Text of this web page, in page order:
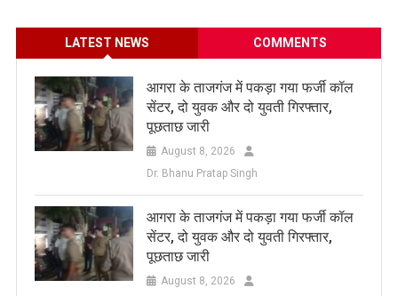
LATEST NEWS COMMENTS
आगरा के ताजगंज में पकड़ा गया फर्जी कॉल
सेंटर, दो युवक और दो युवती गिरफ्तार,
पूछताछ जारी
August 8, 2026
Dr. Bhanu Pratap Singh
आगरा के ताजगंज में पकड़ा गया फर्जी कॉल
सेंटर, दो युवक और दो युवती गिरफ्तार,
पूछताछ जारी
August 8, 2026